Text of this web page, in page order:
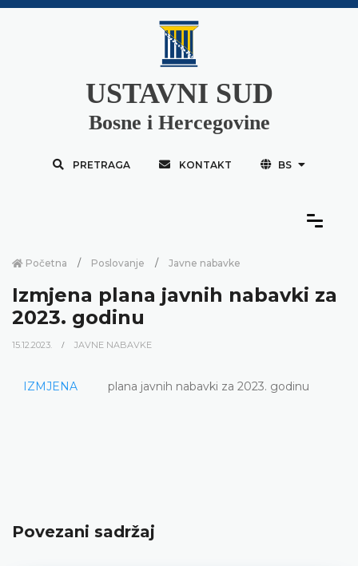
USTAVNI SUD
Bosne i Hercegovine
PRETRAGA KONTAKT BS
Početna Poslovanje Javne nabavke
Izmjena plana javnih nabavki za
2023. godinu
15.12.2023. JAVNE NABAVKE
IZMJENA plana javnih nabavki za 2023. godinu
Povezani sadržaj